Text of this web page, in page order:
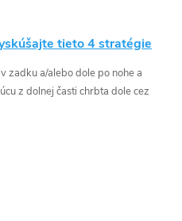
tieto 4 stratégie
zadku a/alebo dole po nohe a
z dolnej časti chrbta dole cez